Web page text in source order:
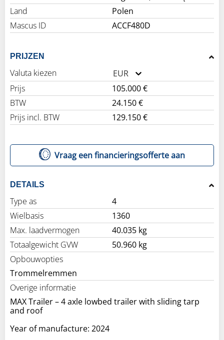
Land
Polen
Mascus ID
ACCF480D
PRIJZEN
Valuta kiezen
EUR
Prijs
105.000 €
BTW
24.150 €
Prijs incl. BTW
129.150 €
Vraag een financieringsofferte aan
DETAILS
Type as
4
Wielbasis
1360
Max. laadvermogen
40.035 kg
Totaalgewicht GVW
50.960 kg
Opbouwopties
Trommelremmen
Overige informatie
MAX Trailer – 4 axle lowbed trailer with sliding tarp
and roof
Year of manufacture: 2024